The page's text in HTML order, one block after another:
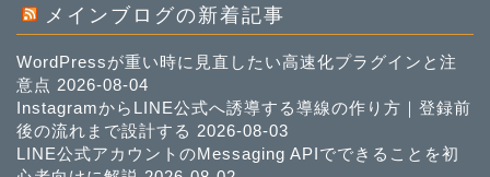
メインブログの新着記事
WordPressが重い時に見直したい高速化プラグインと注
意点 2026-08-04
InstagramからLINE公式へ誘導する導線の作り方｜登録前
後の流れまで設計する 2026-08-03
LINE公式アカウントのMessaging APIでできることを初